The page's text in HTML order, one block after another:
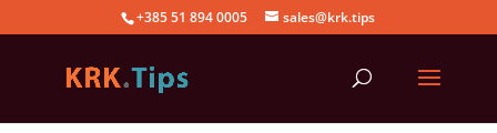
+385 51 894 0005 sales@krk.tips